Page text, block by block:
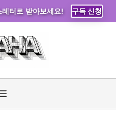
레터로 받아보세요! 구독 신청
メ